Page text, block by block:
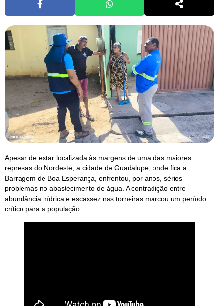
Apesar de estar localizada às margens de uma das maiores
represas do Nordeste, a cidade de Guadalupe, onde fica a
Barragem de Boa Esperança, enfrentou, por anos, sérios
problemas no abastecimento de água. A contradição entre
abundância hídrica e escassez nas torneiras marcou um período
crítico para a população.